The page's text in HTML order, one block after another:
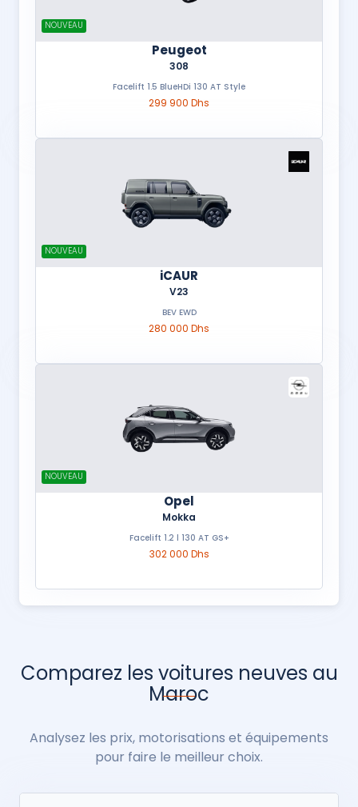
NOUVEAU
Peugeot
308
Facelift 1.5 BlueHDi 130 AT Style
299 900 Dhs
NOUVEAU
iCAUR
V23
BEV EWD
280 000 Dhs
NOUVEAU
Opel
Mokka
Facelift 1.2 l 130 AT GS+
302 000 Dhs
Comparez les voitures neuves au
Maroc
Analysez les prix, motorisations et équipements
pour faire le meilleur choix.